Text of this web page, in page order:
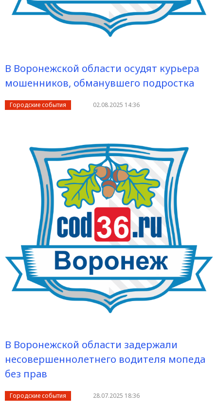
В Воронежской области осудят курьера
мошенников, обманувшего подростка
Городские события 02.08.2025 14:36
В Воронежской области задержали
несовершеннолетнего водителя мопеда
без прав
Городские события 28.07.2025 18:36